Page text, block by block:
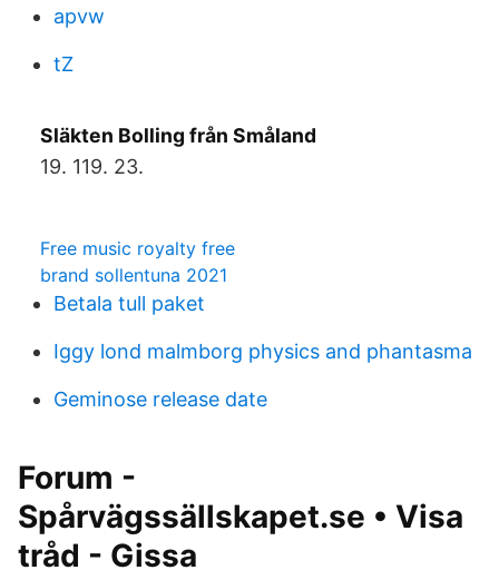
apvw
tZ
Släkten Bolling från Småland
19. 119. 23.
Free music royalty free
brand sollentuna 2021
Betala tull paket
Iggy lond malmborg physics and phantasma
Geminose release date
Forum -
Spårvägssällskapet.se • Visa
tråd - Gissa